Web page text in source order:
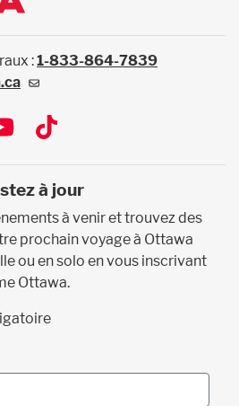
:1-833-864-7839
à jour
à venir et trouvez des
prochain voyage à Ottawa
ou en solo en vous inscrivant
Ottawa.